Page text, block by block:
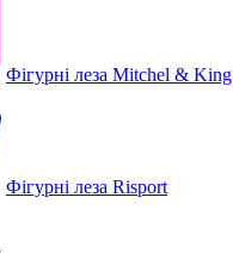
Фігурні леза Mitchel & King
Фігурні леза Risport